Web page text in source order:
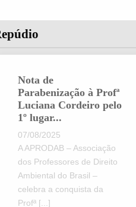
Nota de
Parabenização à Profª
Luciana Cordeiro pelo
1º lugar...
07/08/2025
A APRODAB – Associação
dos Professores de Direito
Ambiental do Brasil –
celebra a conquista da
Profª [...]